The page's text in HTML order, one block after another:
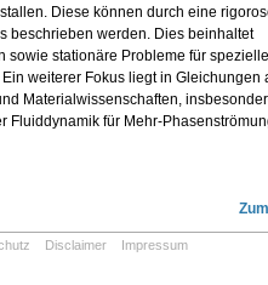
Diese können durch eine
beschrieben werden. Dies beinhaltet
sowie stationäre Probleme für
weiterer Fokus liegt in Gleichungen
Materialwissenschaften,
Fluiddynamik für Mehr-
Disclaimer Impressum